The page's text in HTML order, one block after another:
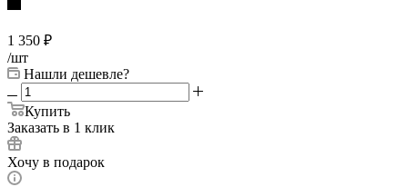
1 350 ₽
/шт
Нашли дешевле?
Купить
Заказать в 1 клик
Хочу в подарок